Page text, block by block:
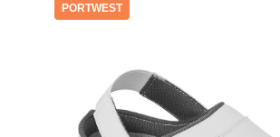
PORTWEST